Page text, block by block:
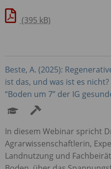
(395 kB)
Beste, A. (2025):
ist das, und was ist es
“Boden um 7” der IG
In diesem Webinar spricht
Agrarwissenschaftlerin,
Landnutzung und